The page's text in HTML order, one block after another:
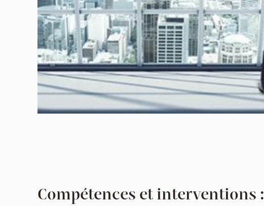
Compétences et interventions :